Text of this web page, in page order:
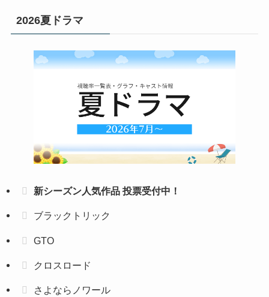
2026夏ドラマ
新シーズン人気作品 投票受付中！
ブラックトリック
GTO
クロスロード
さよならノワール